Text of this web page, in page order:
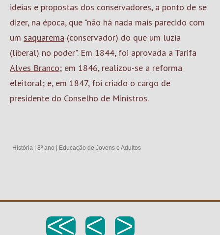
ideias e propostas dos conservadores, a ponto de se
dizer, na época, que "não há nada mais parecido com
um saquarema (conservador) do que um luzia
(liberal) no poder". Em 1844, foi aprovada a Tarifa
Alves Branco; em 1846, realizou-se a reforma
eleitoral; e, em 1847, foi criado o cargo de
presidente do Conselho de Ministros.
História 8º ano Educação de Jovens e Adultos
<< < >